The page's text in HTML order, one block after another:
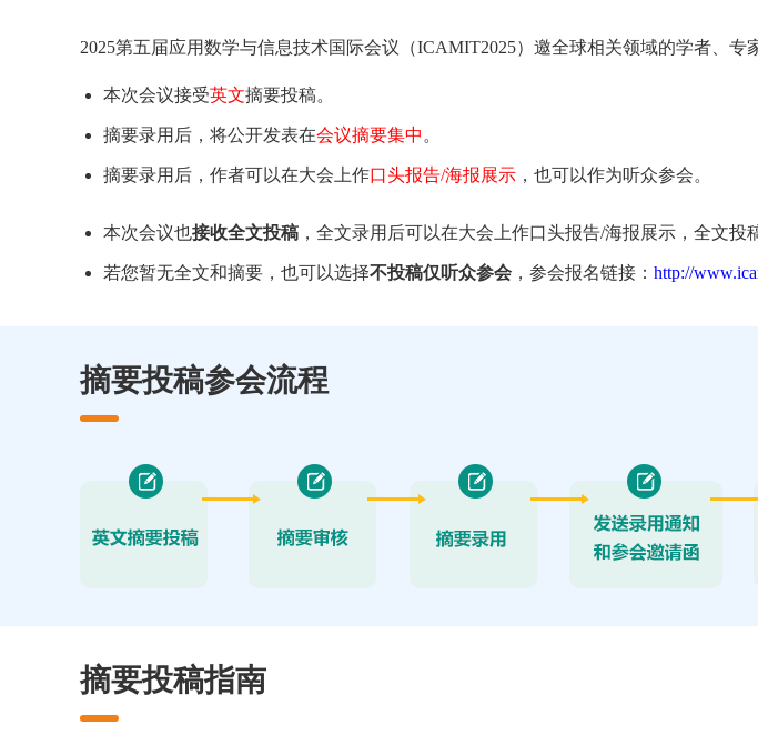
2025第五届应用数学与信息技术国际会议（ICAMIT2025）邀全球相关领域的学者、专
本次会议接受英文摘要投稿。
摘要录用后，将公开发表在会议摘要集中 。
摘要录用后，作者可以在大会上作口头报告/海报展示 ，也可以作为听众参会。
本次会议也接收全文投稿 ，全文录用后可以在大会上作口头报告/海报展示，全文投
若您暂无全文和摘要，也可以选择不投稿仅听众参会 ，参会报名链接： http://
摘要投稿参会流程
摘要投稿指南